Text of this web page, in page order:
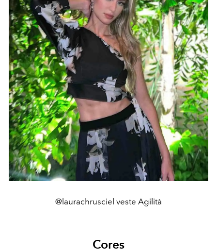
@laurachrusciel veste Agilità
Cores